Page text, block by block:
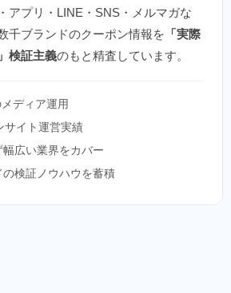
アプリ・LINE・SNS・メルマガな
千ブランドのクーポン情報を 「実際
検証主義のもと精査しています。
ディア運用
サイト運営実績
広い業界をカバー
の検証ノウハウを蓄積